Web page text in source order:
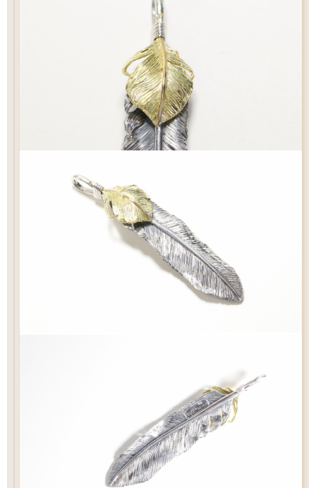
¥220,000
¥16,500
¥17,600
フェザー
お好みのチェーンをお選び下さい
チェック：項目
（2）ペンダントの状態でお届け
チェーン
ペンダントの状態でお届け致します